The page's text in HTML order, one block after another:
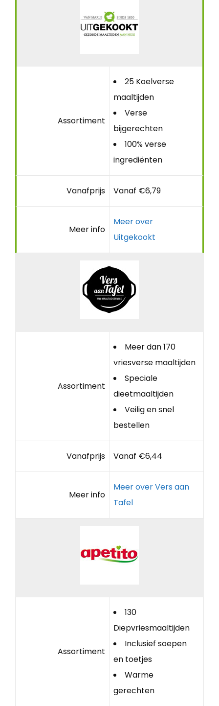
Assortiment
25 Koelverse
maaltijden
Verse
bijgerechten
100% verse
ingrediënten
Vanafprijs Vanaf €6,79
Meer info
Meer over
Uitgekookt
Assortiment
Meer dan 170
vriesverse maaltijden
Speciale
dieetmaaltijden
Veilig en snel
bestellen
Vanafprijs Vanaf €6,44
Meer info
Meer over Vers aan
Tafel
Assortiment
130
Diepvriesmaaltijden
Inclusief soepen
en toetjes
Warme
gerechten